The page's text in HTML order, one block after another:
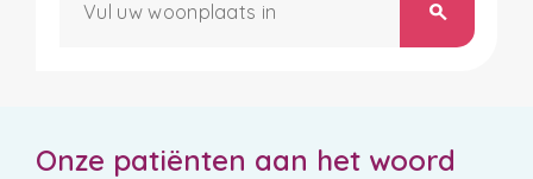
search
Onze patiënten aan het woord